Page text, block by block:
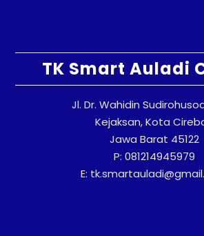
TK Smart Auladi
Jl. Dr. Wahidin
Kejaksan, Kota
Jawa Barat 45122
P: 081214945979
E: